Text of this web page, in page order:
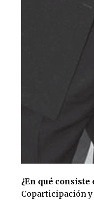
¿En qué consiste
Coparticipación